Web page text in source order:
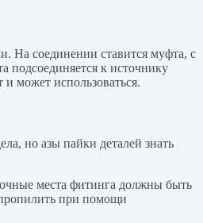
На соединении ставится муфта, с
к источнику
может использоваться.
но азы пайки деталей знать
места фитинга должны быть
при помощи